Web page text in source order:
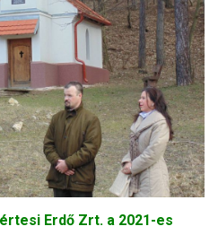
Erdő Zrt. a 2021-es